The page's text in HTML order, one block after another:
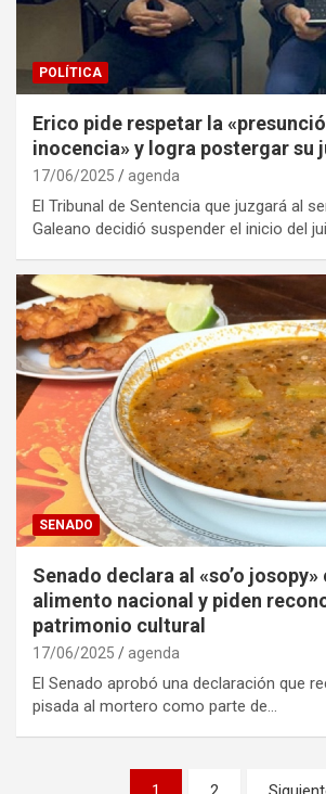
POLÍTICA
Erico pide respetar la
inocencia» y logra postergar su
17/06/2025 agenda
El Tribunal de Sentencia que juzgará al
Galeano decidió suspender el inicio del
SENADO
Senado declara al «so’o josopy»
alimento nacional y piden
patrimonio cultural
17/06/2025 agenda
El Senado aprobó una declaración que
pisada al mortero como parte de…
Navegación